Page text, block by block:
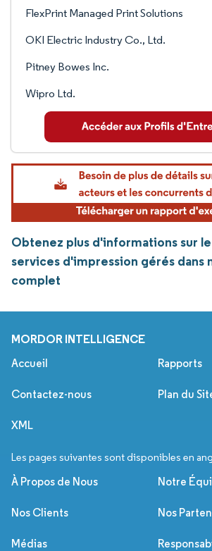
FlexPrint Managed Print Solutions
OKI Electric Industry Co., Ltd.
Pitney Bowes Inc.
Wipro Ltd.
Obtenez plus d'informations sur
services d'impression gérés dans
complet
MORDOR INTELLIGENCE
Accueil Rapports
Contactez-nous Plan du
XML
Les pages suivantes sont disponibles en
À Propos de Nous Notre
Nos Clients Nos
Médias